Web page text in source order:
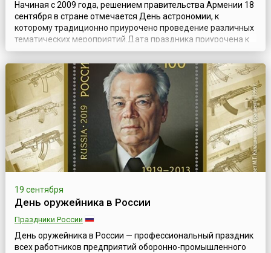
Начиная с 2009 года, решением правительства Армении 18
сентября в стране отмечается День астрономии, к
которому традиционно приурочено проведение различных
тематических мероприятий.Дата праздника приурочена к
дню рождения Виктора Амазасповича Амбарцумяна (арм.
Վիկտոր Համազասպի Համբարձումյան, 1908—1996) —
выдающегося армянского ученого, основателя
теоретической астрофизики, Национального Героя ...
19 сентября
День оружейника в России
Праздники России
День оружейника в России — профессиональный праздник
всех работников предприятий оборонно-промышленного